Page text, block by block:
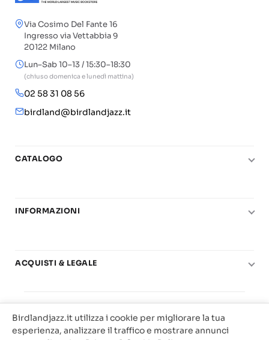
Via Cosimo Del Fante 16
Ingresso via Vettabbia 9
20122 Milano
Lun–Sab 10–13 / 15:30–18:30
(chiuso domenica e lunedì mattina)
02 58 31 08 56
birdland@birdlandjazz.it
CATALOGO
Chitarra
Basi play-along
Offerte
INFORMAZIONI
Carta del Docente
ACQUISTI & LEGALE
Privacy & Cookie
Birdland Milano. P.Iva 12093700156
Web Agency Milano
Birdlandjazz.it utilizza i cookie per migliorare la tua
esperienza, analizzare il traffico e mostrare annunci